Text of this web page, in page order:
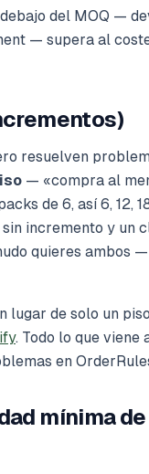
del MOQ —
— supera al
resuelven
— «compra al
de 6, así 6, 12,
incremento y un
quieres ambos
lugar de solo un
. Todo lo que viene
en
mínima